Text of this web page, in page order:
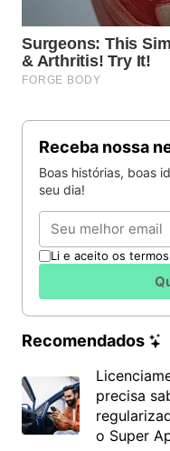
Receba nossa
Boas histórias, boas
seu dia!
Email
Li e aceito os
Recomendados
precisa
o Super